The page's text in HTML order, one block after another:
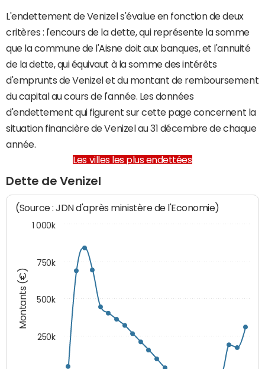
L'endettement de Venizel s'évalue en fonction de deux
critères : l'encours de la dette, qui représente la somme
que la commune de l'Aisne doit aux banques, et l'annuité
de la dette, qui équivaut à la somme des intérêts
d'emprunts de Venizel et du montant de remboursement
du capital au cours de l'année. Les données
d'endettement qui figurent sur cette page concernent la
situation financière de Venizel au 31 décembre de chaque
année.
Les villes les plus endettées
Dette de Venizel
Montants (€)
(Source : JDN d'après ministère de l'Economie)
250k
500k
750k
1 000k